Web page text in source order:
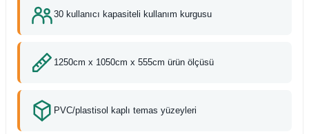
30 kullanıcı kapasiteli kullanım kurgusu
1250cm x 1050cm x 555cm ürün ölçüsü
PVC/plastisol kaplı temas yüzeyleri